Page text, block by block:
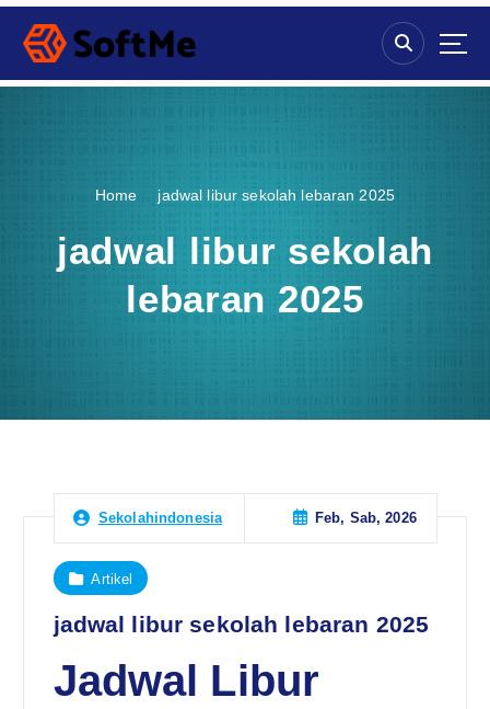
S
p
Home jadwal libur sekolah lebaran 2025
jadwal libur sekolah
lebaran 2025
Sekolahindonesia Feb, Sab, 2026
Artikel
jadwal libur sekolah lebaran 2025
Jadwal Libur